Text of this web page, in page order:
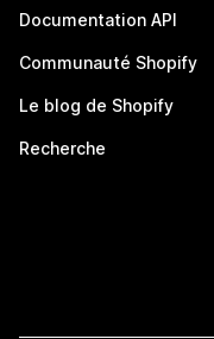
Documentation API
Communauté Shopify
Le blog de Shopify
Recherche